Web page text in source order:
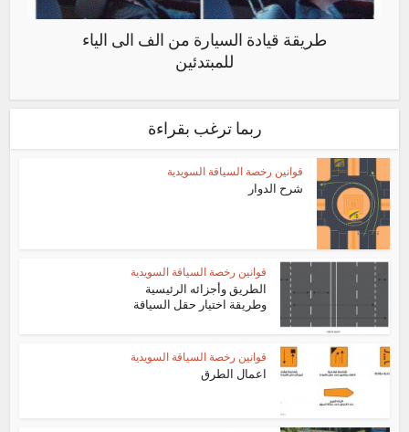
طريقة قيادة السيارة من الف الى الياء
للمبتدئين
ربما ترغب بقراءة
قوانين رخصة السياقة السويدية
شرح الدوار
قوانين رخصة السياقة السويدية
الطريق وأجزائه الرئيسية
وطريقة اختيار حقل السياقة
قوانين رخصة السياقة السويدية
اعمال الطرق